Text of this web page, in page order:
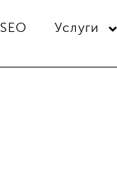
SEO Услуги